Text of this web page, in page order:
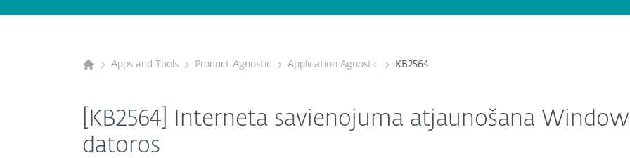
Apps and Tools Product Agnostic Application Agnostic KB2564
[KB2564] Interneta savienojuma atjaunošana
datoros